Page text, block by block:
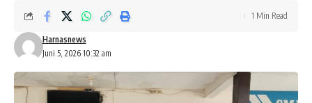
Juni 5, 2026 10:32 am
Harnasnews
1 Min Read